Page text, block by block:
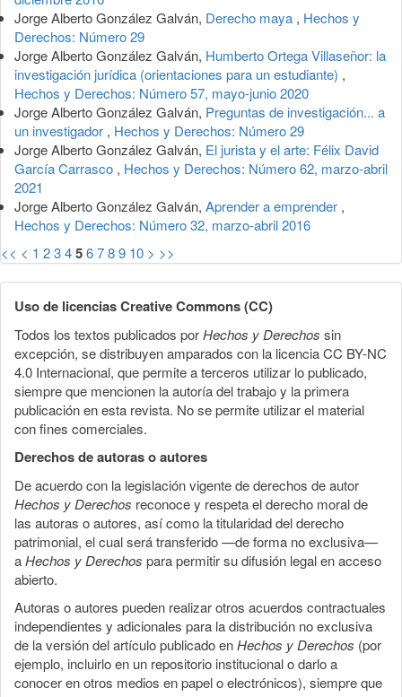
Jorge Alberto González Galván, Derecho maya , Hechos y
Derechos: Número 29
Jorge Alberto González Galván, Humberto Ortega Villaseñor: la
investigación jurídica (orientaciones para un estudiante) ,
Hechos y Derechos: Número 57, mayo-junio 2020
Jorge Alberto González Galván, Preguntas de investigación... a
un investigador , Hechos y Derechos: Número 29
Jorge Alberto González Galván, El jurista y el arte: Félix David
García Carrasco , Hechos y Derechos: Número 62, marzo-abril
2021
Jorge Alberto González Galván, Aprender a emprender ,
Hechos y Derechos: Número 32, marzo-abril 2016
<< < 1 23456789 10 > >>
Uso de licencias Creative Commons (CC)
Todos los textos publicados porHechos y Derechos sin
excepción, se distribuyen amparados con la licencia CC BY-NC
4.0 Internacional, que permite a terceros utilizar lo publicado,
siempre que mencionen la autoría del trabajo y la primera
publicación en esta revista. No se permite utilizar el material
con fines comerciales.
Derechos de autoras o autores
De acuerdo con la legislación vigente de derechos de autor
Hechos y Derechos reconoce y respeta el derecho moral de
las autoras o autores, así como la titularidad del derecho
patrimonial, el cual será transferido —de forma no exclusiva—
aHechos y Derechos para permitir su difusión legal en acceso
abierto.
Autoras o autores pueden realizar otros acuerdos contractuales
independientes y adicionales para la distribución no exclusiva
de la versión del artículo publicado enHechos y Derechos (por
ejemplo, incluirlo en un repositorio institucional o darlo a
conocer en otros medios en papel o electrónicos), siempre que